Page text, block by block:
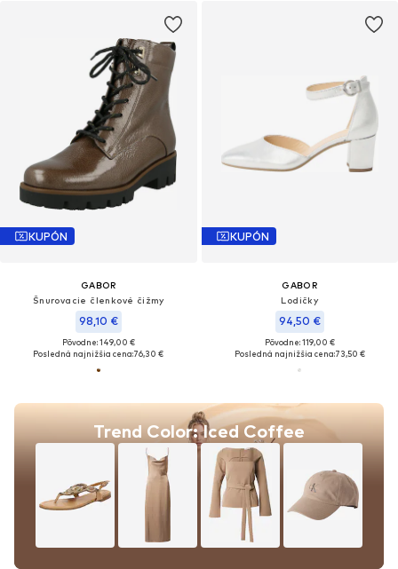
KUPÓN
GABOR
Šnurovacie členkové čižmy
98,10 €
Pôvodne: 149,00 €
Posledná najnižšia cena:76,30 €
KUPÓN
GABOR
Lodičky
94,50 €
Pôvodne: 119,00 €
Posledná najnižšia cena:73,50 €
Trend Color: Iced Coffee